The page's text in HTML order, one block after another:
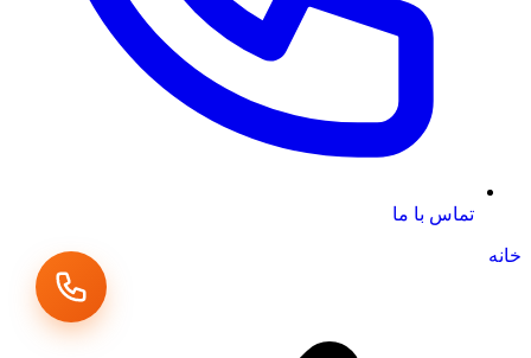
تماس با ما
خانه